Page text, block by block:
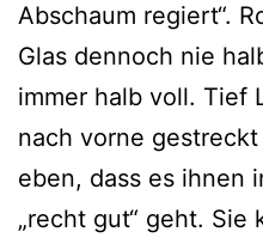
Abschaum regiert“.
Glas dennoch nie
immer halb voll. Tief
nach vorne
eben, dass es ihnen
„recht gut“ geht. Sie